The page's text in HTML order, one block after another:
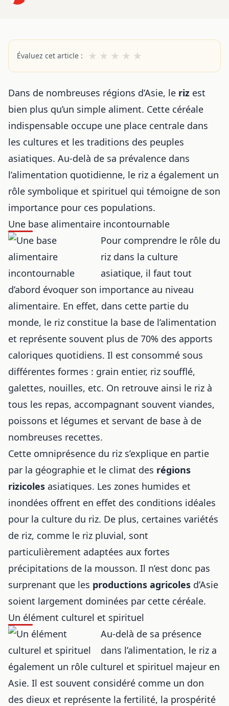
Évaluez cet article : ★ ★ ★ ★ ★
Dans de nombreuses régions d’Asie, le riz est
bien plus qu’un simple aliment. Cette céréale
indispensable occupe une place centrale dans
les cultures et les traditions des peuples
asiatiques. Au-delà de sa prévalence dans
l’alimentation quotidienne, le riz a également un
rôle symbolique et spirituel qui témoigne de son
importance pour ces populations.
Une base alimentaire incontournable
Pour comprendre le rôle du
riz dans la culture
asiatique, il faut tout
d’abord évoquer son importance au niveau
alimentaire. En effet, dans cette partie du
monde, le riz constitue la base de l’alimentation
et représente souvent plus de 70% des apports
caloriques quotidiens. Il est consommé sous
différentes formes : grain entier, riz soufflé,
galettes, nouilles, etc. On retrouve ainsi le riz à
tous les repas, accompagnant souvent viandes,
poissons et légumes et servant de base à de
nombreuses recettes.
Cette omniprésence du riz s’explique en partie
par la géographie et le climat des régions
rizicoles asiatiques. Les zones humides et
inondées offrent en effet des conditions idéales
pour la culture du riz. De plus, certaines variétés
de riz, comme le riz pluvial, sont
particulièrement adaptées aux fortes
précipitations de la mousson. Il n’est donc pas
surprenant que les productions agricoles d’Asie
soient largement dominées par cette céréale.
Un élément culturel et spirituel
Au-delà de sa présence
dans l’alimentation, le riz a
également un rôle culturel et spirituel majeur en
Asie. Il est souvent considéré comme un don
des dieux et représente la fertilité, la prospérité